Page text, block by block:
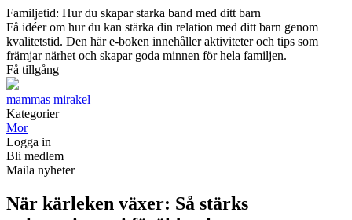
Familjetid: Hur du skapar starka band med ditt barn
Få idéer om hur du kan stärka din relation med ditt barn genom
kvalitetstid. Den här e-boken innehåller aktiviteter och tips som
främjar närhet och skapar goda minnen för hela familjen.
Få tillgång
mammas mirakel
Kategorier
Mor
Logga in
Bli medlem
Maila nyheter
När kärleken växer: Så stärks